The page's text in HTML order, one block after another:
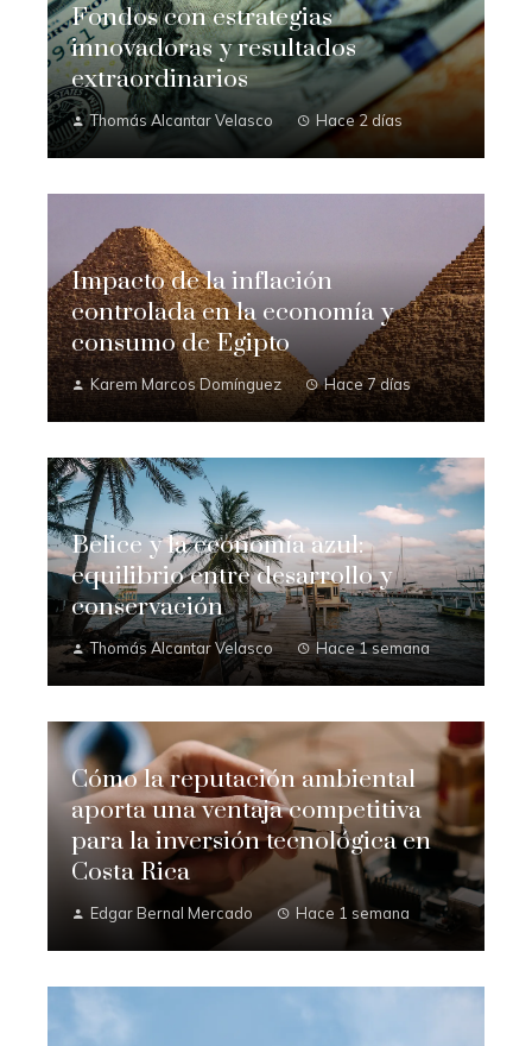
Fondos con estrategias
innovadoras y resultados
extraordinarios
Thomás Alcantar Velasco Hace 2 días
Impacto de la inflación
controlada en la economía y
consumo de Egipto
Karem Marcos Domínguez Hace 7 días
Belice y la economía azul:
equilibrio entre desarrollo y
conservación
Thomás Alcantar Velasco Hace 1 semana
Cómo la reputación ambiental
aporta una ventaja competitiva
para la inversión tecnológica en
Costa Rica
Edgar Bernal Mercado Hace 1 semana